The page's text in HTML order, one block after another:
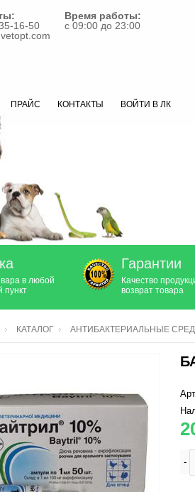
16-50
Время работы:
с 09:00 до 23:00
ПРАЙС КОНТАКТЫ ВОЙТИ В ЛК
в любой
пункт
Гарантии
Качество
возврат товара
КАТАЛОГ АНТИБАКТЕРИАЛЬНЫЕ
-